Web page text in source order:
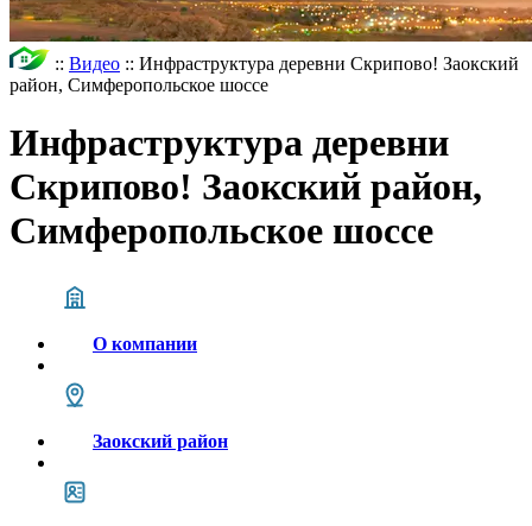
:: Видео :: Инфраструктура деревни Скрипово! Заокский
район, Симферопольское шоссе
Инфраструктура деревни
Скрипово! Заокский район,
Симферопольское шоссе
О компании
Заокский район